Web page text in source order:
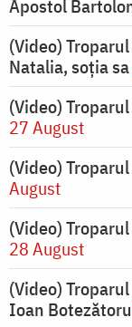
Apostol
(Video)
Natalia, soția sa
(Video)
27 August
(Video)
August
(Video)
28 August
(Video)
Ioan